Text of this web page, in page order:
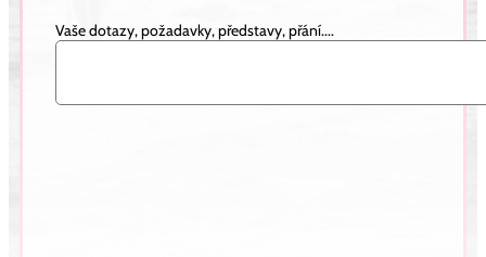
Vaše dotazy, požadavky, představy, přání....